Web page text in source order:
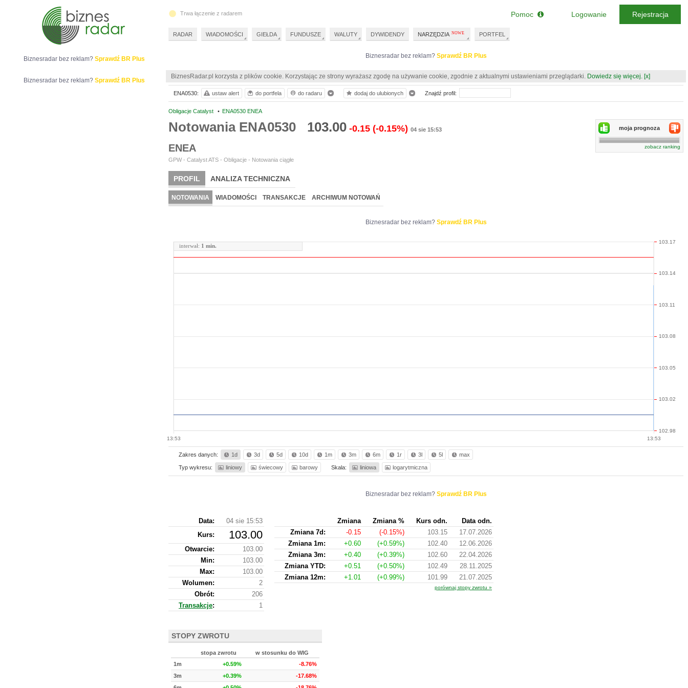
Biznesradar bez reklam? Sprawdź BR Plus
BiznesRadar.pl korzysta z plików cookie. Korzystając ze strony wyrażasz zgodę na używanie cookie, zgodnie z aktualnymi ustawieniami przeglądarki. Dowiedz się więcej. [x]
Obligacje Catalyst • ENA0530 ENEA
Notowania ENA0530 103.00 -0.15 (-0.15%) 04 sie 15:53
ENEA
GPW - Catalyst ATS - Obligacje - Notowania ciągłe
moja prognoza
zobacz ranking
PROFIL ANALIZA TECHNICZNA
NOTOWANIA WIADOMOŚCI TRANSAKCJE ARCHIWUM NOTOWAŃ
Biznesradar bez reklam? Sprawdź BR Plus
13:53 13:53
102.98
103.02
103.05
103.08
103.11
103.14
103.17
interwał: 1 min.
Zakres danych: 1d 3d 5d 10d 1m 3m 6m 1r 3l 5l max
Typ wykresu: liniowy świecowy barowy Skala: liniowa logarytmiczna
Biznesradar bez reklam? Sprawdź BR Plus
Data:
04 sie 15:53
Kurs: 103.00
Otwarcie:
103.00
Min:
103.00
Max:
103.00
Wolumen:
2
Obrót:
206
Transakcje: 1
Zmiana Zmiana % Kurs odn.
Data odn.
Zmiana 7d:
-0.15 (-0.15%) 103.15
17.07.2026
Zmiana 1m:
+0.60 (+0.59%) 102.40
12.06.2026
Zmiana 3m:
+0.40 (+0.39%) 102.60
22.04.2026
Zmiana YTD:
+0.51 (+0.50%) 102.49
28.11.2025
Zmiana 12m:
+1.01 (+0.99%) 101.99 21.07.2025
porównaj stopy zwrotu »
STOPY ZWROTU
stopa zwrotu
w stosunku do WIG
1m
+0.59%
-8.76%
3m
+0.39%
-17.68%
ENA0530: ustaw alert do portfela do radaru dodaj do ulubionych Znajdź profil:
Biznesradar bez reklam? Sprawdź BR Plus
Biznesradar bez reklam? Sprawdź BR Plus
Trwa łączenie z radarem
RADAR WIADOMOŚCI GIEŁDA FUNDUSZE WALUTY DYWIDENDY NARZĘDZIA PORTFEL
Pomoc Logowanie Rejestracja